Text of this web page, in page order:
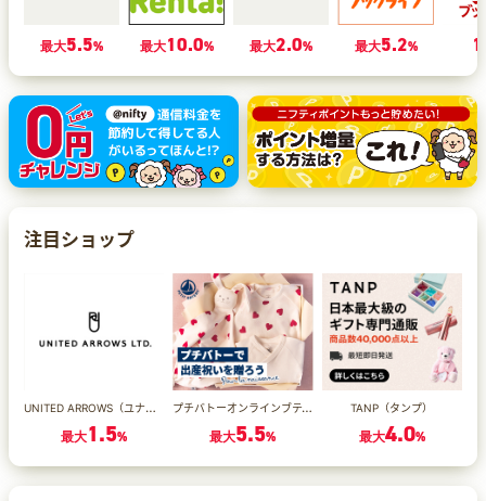
最大5.5% 最大10.0% 最大2.0% 最大5.2%
注目ショップ
UNITED ARROWS（ユナイテッドアローズ）
最大1.5%
プチバトーオンラインブティック
最大5.5%
TANP（タンプ）
最大4.0%